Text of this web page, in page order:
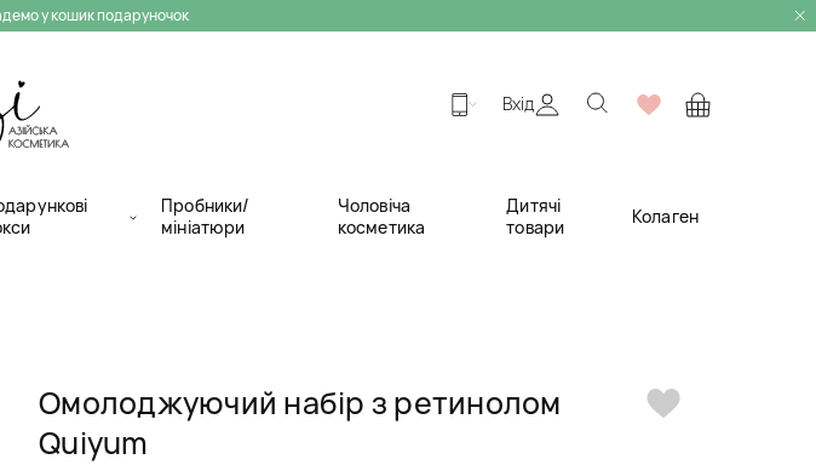
у кошик подаруночок
Вхід
Пробники/
мініатюри
Чоловіча
косметика
Дитячі
товари
Колаген
Омолоджуючий набір з ретинолом
Quiyum